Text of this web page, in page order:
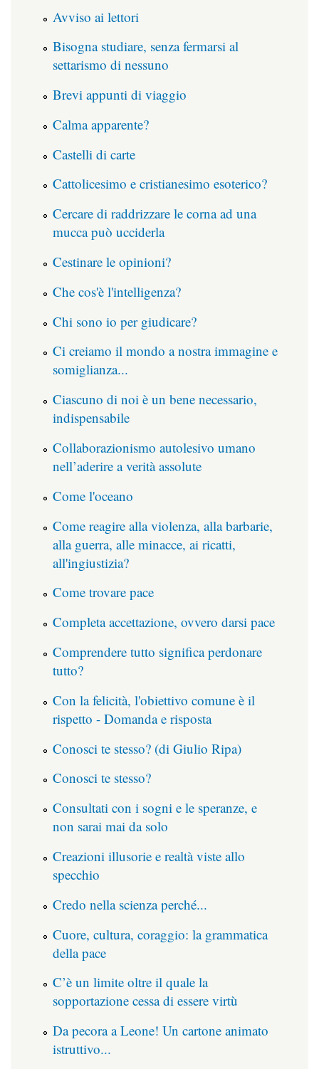
Avviso ai lettori
Bisogna studiare, senza fermarsi al
settarismo di nessuno
Brevi appunti di viaggio
Calma apparente?
Castelli di carte
Cattolicesimo e cristianesimo esoterico?
Cercare di raddrizzare le corna ad una
mucca può ucciderla
Cestinare le opinioni?
Che cos'è l'intelligenza?
Chi sono io per giudicare?
Ci creiamo il mondo a nostra immagine e
somiglianza...
Ciascuno di noi è un bene necessario,
indispensabile
Collaborazionismo autolesivo umano
nell’aderire a verità assolute
Come l'oceano
Come reagire alla violenza, alla barbarie,
alla guerra, alle minacce, ai ricatti,
all'ingiustizia?
Come trovare pace
Completa accettazione, ovvero darsi pace
Comprendere tutto significa perdonare
tutto?
Con la felicità, l'obiettivo comune è il
rispetto - Domanda e risposta
Conosci te stesso? (di Giulio Ripa)
Conosci te stesso?
Consultati con i sogni e le speranze, e
non sarai mai da solo
Creazioni illusorie e realtà viste allo
specchio
Credo nella scienza perché...
Cuore, cultura, coraggio: la grammatica
della pace
C’è un limite oltre il quale la
sopportazione cessa di essere virtù
Da pecora a Leone! Un cartone animato
istruttivo...